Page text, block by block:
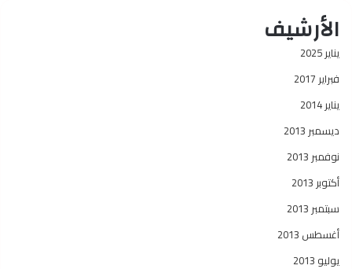
الأرشيف
يناير 2025
فبراير 2017
يناير 2014
ديسمبر 2013
نوفمبر 2013
أكتوبر 2013
سبتمبر 2013
أغسطس 2013
يوليو 2013